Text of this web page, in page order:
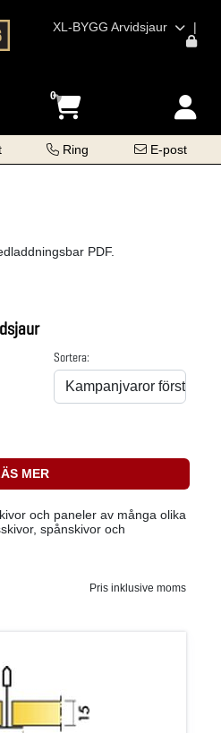
XL-BYGG Arvidsjaur |
0
Ring E-post
PDF.
Sortera:
MER
och paneler av många olika
spånskivor och
Pris inklusive moms